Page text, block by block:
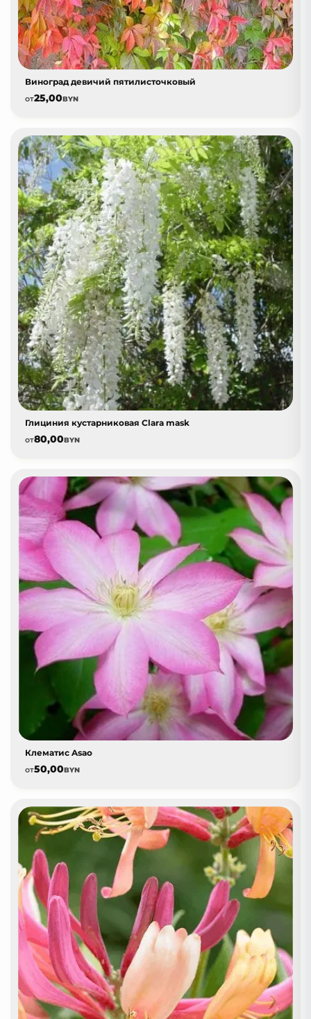
Виноград девичий пятилисточковый
от25,00BYN
Глициния кустарниковая Clara mask
от80,00BYN
Клематис Asao
от50,00BYN